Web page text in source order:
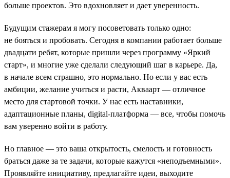
больше проектов. Это вдохновляет и дает уверенность.
Будущим стажерам я могу посоветовать только одно:
не бояться и пробовать. Сегодня в компании работает больше
двадцати ребят, которые пришли через программу «Яркий
старт», и многие уже сделали следующий шаг в карьере. Да,
в начале всем страшно, это нормально. Но если у вас есть
амбиции, желание учиться и расти, Акваарт — отличное
место для стартовой точки. У нас есть наставники,
адаптационные планы, digital-платформа — все, чтобы помочь
вам уверенно войти в работу.
Но главное — это ваша открытость, смелость и готовность
браться даже за те задачи, которые кажутся «неподъемными».
Проявляйте инициативу, предлагайте идеи, выходите